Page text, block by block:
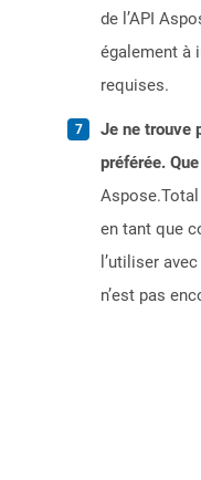
de l’API
également à
requises.
Je ne trouve
préférée.
en tant que
l’utiliser
n’est pas